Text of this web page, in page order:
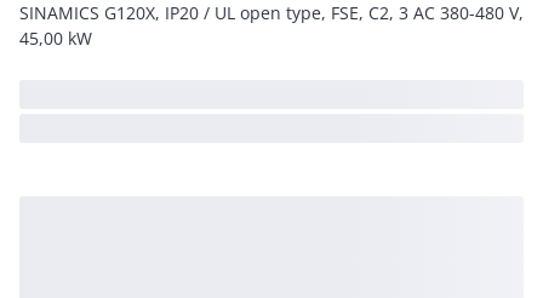
SINAMICS G120X, IP20 / UL open type, FSE, C2, 3 AC 380-480 V,
45,00 kW